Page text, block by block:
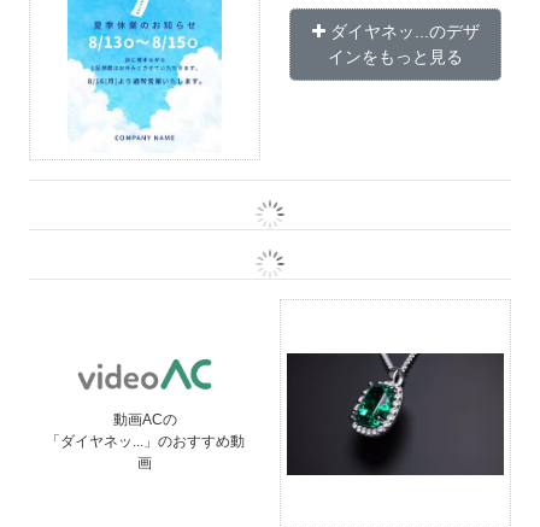
ダイヤネッ...のデザ
インをもっと見る
動画ACの
「ダイヤネッ...」のおすすめ動
画